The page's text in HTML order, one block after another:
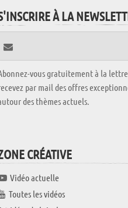
À LA
vous gratuitement à la
par mail des offres
des thèmes actuels.
CRÉATIVE
Vidéo actuelle
Toutes les vidéos